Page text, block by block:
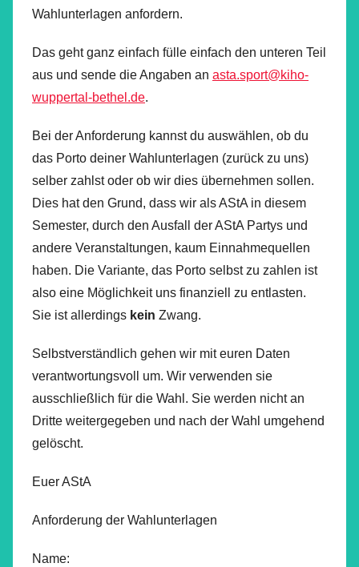
Wahlunterlagen anfordern.
Das geht ganz einfach fülle einfach den unteren Teil
aus und sende die Angaben an asta.sport@kiho-
wuppertal-bethel.de.
Bei der Anforderung kannst du auswählen, ob du
das Porto deiner Wahlunterlagen (zurück zu uns)
selber zahlst oder ob wir dies übernehmen sollen.
Dies hat den Grund, dass wir als AStA in diesem
Semester, durch den Ausfall der AStA Partys und
andere Veranstaltungen, kaum Einnahmequellen
haben. Die Variante, das Porto selbst zu zahlen ist
also eine Möglichkeit uns finanziell zu entlasten.
Sie ist allerdings kein Zwang.
Selbstverständlich gehen wir mit euren Daten
verantwortungsvoll um. Wir verwenden sie
ausschließlich für die Wahl. Sie werden nicht an
Dritte weitergegeben und nach der Wahl umgehend
gelöscht.
Euer AStA
Anforderung der Wahlunterlagen
Name: